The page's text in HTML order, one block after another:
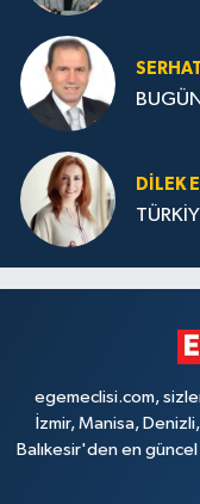
DILEK
egemeclisi.com,
İzmir, Manisa,
Balıkesir'den en